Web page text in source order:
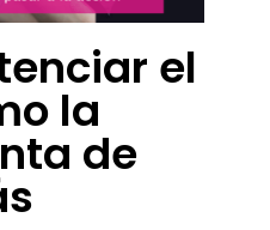
el
la
de